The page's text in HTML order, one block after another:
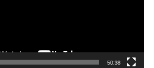
50:38